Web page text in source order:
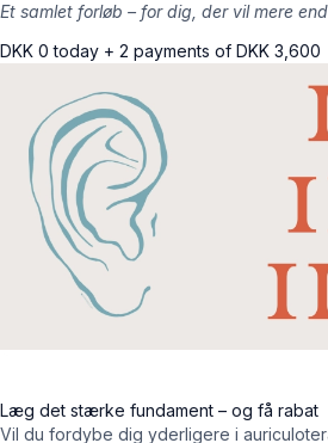
Et samlet forløb – for dig, der vil mere
DKK 0 today + 2 payments of DKK 3,600
Læg det stærke fundament – og få rabat
Vil du fordybe dig yderligere i